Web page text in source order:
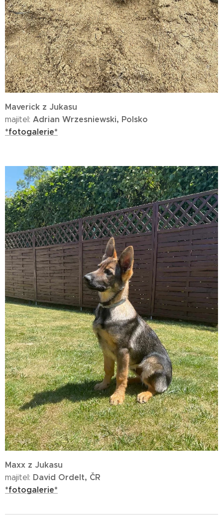
Maverick z Jukasu
majitel: Adrian Wrzesniewski, Polsko
*fotogalerie*
Maxx z Jukasu
majitel: David Ordelt, ČR
*fotogalerie*